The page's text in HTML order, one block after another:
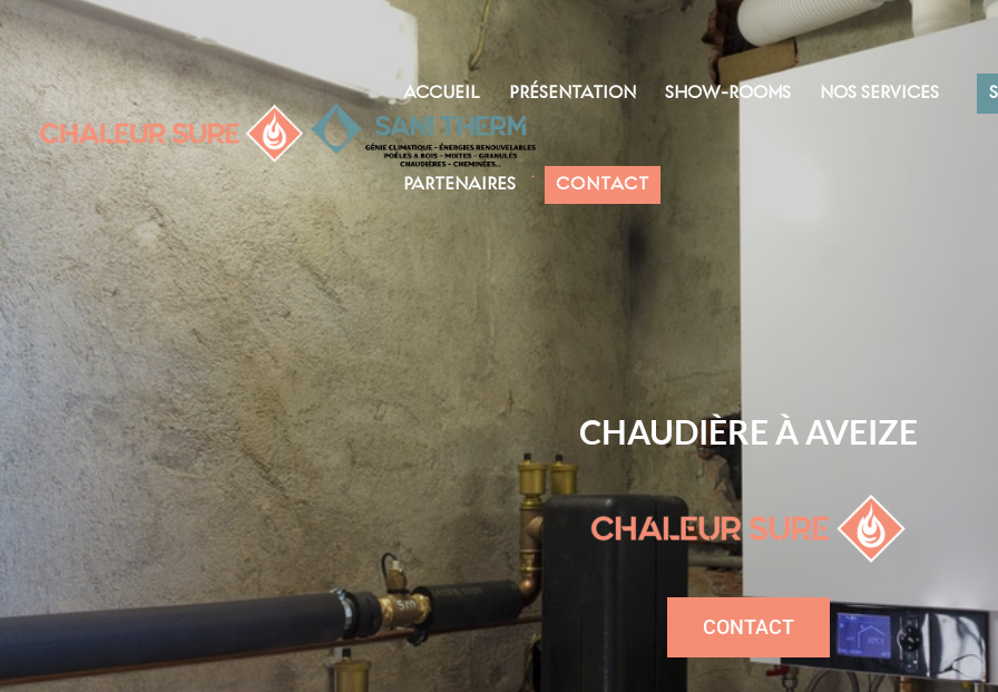
ACCUEIL PRÉSENTATION SHOW-ROOMS NOS SERVICES
PARTENAIRES CONTACT
CHAUDIÈRE À AVEIZE
CONTACT